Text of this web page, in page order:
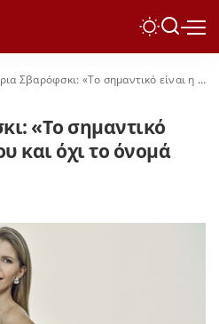
«Το σημαντικό είναι η δουλειά σου και όχι το όνομά σου»
«Το σημαντικό
και όχι το όνομά